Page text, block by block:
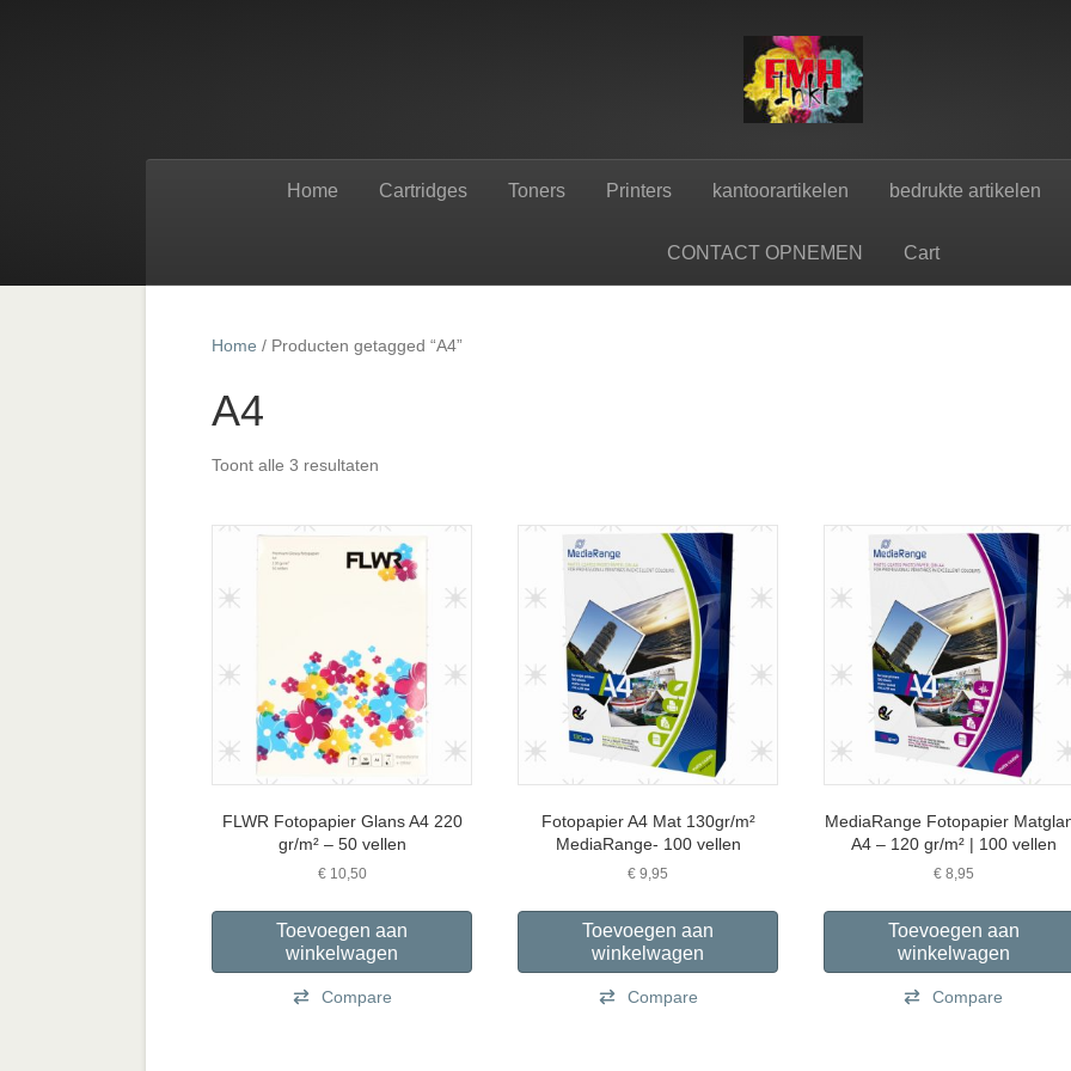
Home Cartridges Toners Printers kantoorartikelen bedrukte artikelen
CONTACT OPNEMEN Cart
Home / Producten getagged “A4”
A4
Toont alle 3 resultaten
FLWR Fotopapier Glans A4 220
gr/m² – 50 vellen
€10,50
Toevoegen aan
winkelwagen
Compare
Fotopapier A4 Mat 130gr/m²
MediaRange- 100 vellen
€ 9,95
Toevoegen aan
winkelwagen
Compare
MediaRange Fotopapier
A4 – 120 gr/m² | 100 vellen
€8,95
Toevoegen aan
winkelwagen
Compare